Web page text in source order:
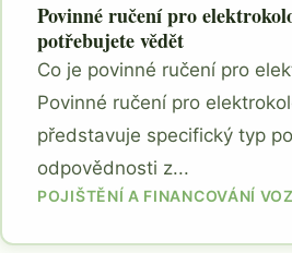
Povinné ručení pro
potřebujete vědět
Co je povinné ručení pro
Povinné ručení pro
představuje specifický typ
odpovědnosti z...
POJIŠTĚNÍ A FINANCOVÁNÍ